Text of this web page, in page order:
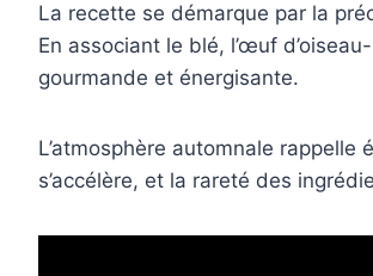
La recette se démarque par la
En associant le blé, l’œuf
gourmande et énergisante.
L’atmosphère automnale
s’accélère, et la rareté des